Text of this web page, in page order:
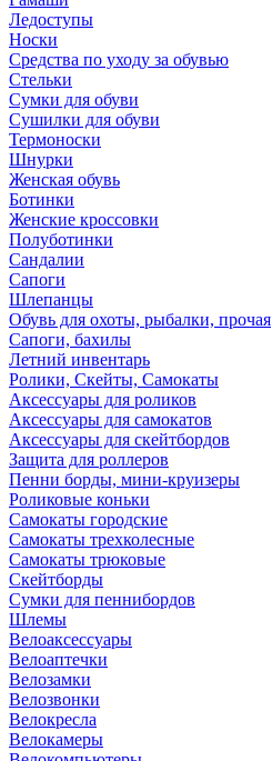
Ледоступы
Носки
Средства по уходу за обувью
Стельки
Сумки для обуви
Сушилки для обуви
Термоноски
Шнурки
Женская обувь
Ботинки
Женские кроссовки
Полуботинки
Сандалии
Сапоги
Шлепанцы
Обувь для охоты, рыбалки, прочая
Сапоги, бахилы
Летний инвентарь
Ролики, Скейты, Самокаты
Аксессуары для роликов
Аксессуары для самокатов
Аксессуары для скейтбордов
Защита для роллеров
Пенни борды, мини-круизеры
Роликовые коньки
Самокаты городские
Самокаты трехколесные
Самокаты трюковые
Скейтборды
Сумки для пеннибордов
Шлемы
Велоаксессуары
Велоаптечки
Велозамки
Велозвонки
Велокресла
Велокамеры